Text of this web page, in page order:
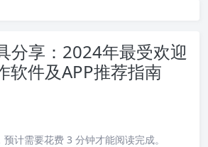
分享：2024年最受欢迎
软件及APP推荐指南
计需要花费 3 分钟才能阅读完成。